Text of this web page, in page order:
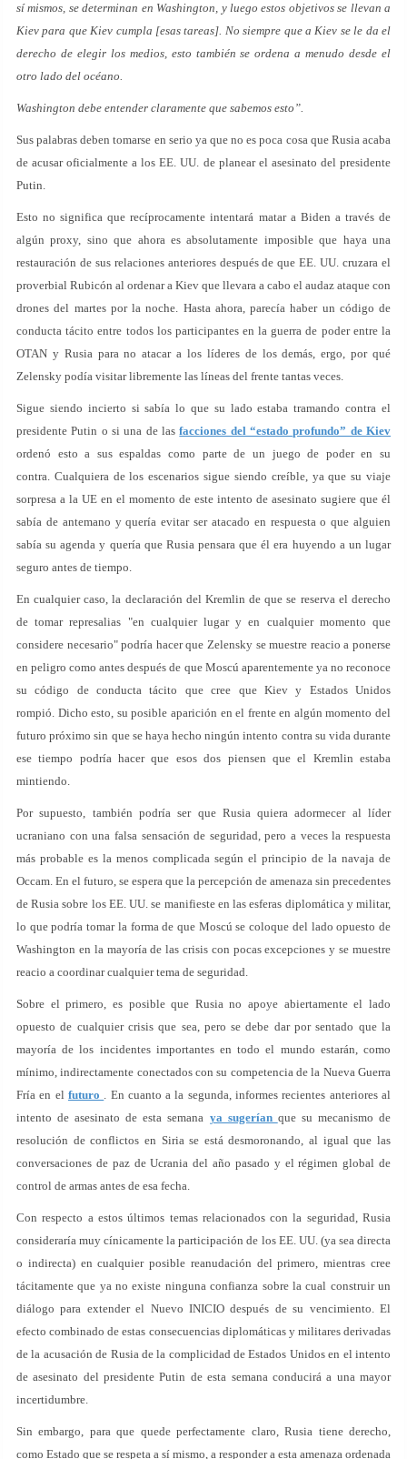
sí mismos, se determinan en Washington, y luego estos objetivos se llevan a
Kiev para que Kiev cumpla [esas tareas]. No siempre que a Kiev se le da el
derecho de elegir los medios, esto también se ordena a menudo desde el
otro lado del océano.
Washington debe entender claramente que sabemos esto”.
Sus palabras deben tomarse en serio ya que no es poca cosa que Rusia acaba
de acusar oficialmente a los EE. UU. de planear el asesinato del presidente
Putin.
Esto no significa que recíprocamente intentará matar a Biden a través de
algún proxy, sino que ahora es absolutamente imposible que haya una
restauración de sus relaciones anteriores después de que EE. UU. cruzara el
proverbial Rubicón al ordenar a Kiev que llevara a cabo el audaz ataque con
drones del martes por la noche. Hasta ahora, parecía haber un código de
conducta tácito entre todos los participantes en la guerra de poder entre la
OTAN y Rusia para no atacar a los líderes de los demás, ergo, por qué
Zelensky podía visitar libremente las líneas del frente tantas veces.
Sigue siendo incierto si sabía lo que su lado estaba tramando contra el
presidente Putin o si una de lasfacciones del “estado profundo” de Kiev
ordenó esto a sus espaldas como parte de un juego de poder en su
contra. Cualquiera de los escenarios sigue siendo creíble, ya que su viaje
sorpresa a la UE en el momento de este intento de asesinato sugiere que él
sabía de antemano y quería evitar ser atacado en respuesta o que alguien
sabía su agenda y quería que Rusia pensara que él era huyendo a un lugar
seguro antes de tiempo.
En cualquier caso, la declaración del Kremlin de que se reserva el derecho
de tomar represalias "en cualquier lugar y en cualquier momento que
considere necesario" podría hacer que Zelensky se muestre reacio a ponerse
en peligro como antes después de que Moscú aparentemente ya no reconoce
su código de conducta tácito que cree que Kiev y Estados Unidos
rompió. Dicho esto, su posible aparición en el frente en algún momento del
futuro próximo sin que se haya hecho ningún intento contra su vida durante
ese tiempo podría hacer que esos dos piensen que el Kremlin estaba
mintiendo.
Por supuesto, también podría ser que Rusia quiera adormecer al líder
ucraniano con una falsa sensación de seguridad, pero a veces la respuesta
más probable es la menos complicada según el principio de la navaja de
Occam. En el futuro, se espera que la percepción de amenaza sin precedentes
de Rusia sobre los EE. UU. se manifieste en las esferas diplomática y militar,
lo que podría tomar la forma de que Moscú se coloque del lado opuesto de
Washington en la mayoría de las crisis con pocas excepciones y se muestre
reacio a coordinar cualquier tema de seguridad.
Sobre el primero, es posible que Rusia no apoye abiertamente el lado
opuesto de cualquier crisis que sea, pero se debe dar por sentado que la
mayoría de los incidentes importantes en todo el mundo estarán, como
mínimo, indirectamente conectados con su competencia de la Nueva Guerra
Fría en el futuro . En cuanto a la segunda, informes recientes anteriores al
intento de asesinato de esta semana ya sugerían que su mecanismo de
resolución de conflictos en Siria se está desmoronando, al igual que las
conversaciones de paz de Ucrania del año pasado y el régimen global de
control de armas antes de esa fecha.
Con respecto a estos últimos temas relacionados con la seguridad, Rusia
consideraría muy cínicamente la participación de los EE. UU. (ya sea directa
o indirecta) en cualquier posible reanudación del primero, mientras cree
tácitamente que ya no existe ninguna confianza sobre la cual construir un
diálogo para extender el Nuevo INICIO después de su vencimiento. El
efecto combinado de estas consecuencias diplomáticas y militares derivadas
de la acusación de Rusia de la complicidad de Estados Unidos en el intento
de asesinato del presidente Putin de esta semana conducirá a una mayor
incertidumbre.
Sin embargo, para que quede perfectamente claro, Rusia tiene derecho,
como Estado que se respeta a sí mismo, a responder a esta amenaza ordenada